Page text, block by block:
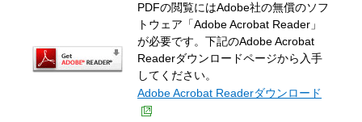
PDFの閲覧にはAdobe社の無償のソフ
トウェア「Adobe Acrobat Reader」
が必要です。下記のAdobe Acrobat
Readerダウンロードページから入手
してください。
Adobe Acrobat Readerダウンロード